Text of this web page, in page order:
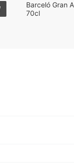
Barceló Gran
70cl